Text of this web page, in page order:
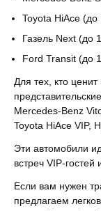
Toyota HiAce (до
Газель Next (до
Ford Transit (до
Для тех, кто
представительские
Mercedes-Benz
Toyota HiAce VIP,
Эти автомобили
встреч VIP-гостей
Если вам нужен
предлагаем